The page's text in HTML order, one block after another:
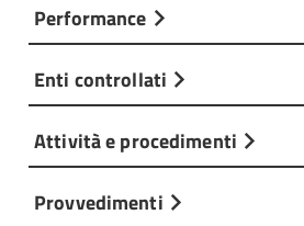
Performance
Enti controllati
Attività e procedimenti
Provvedimenti